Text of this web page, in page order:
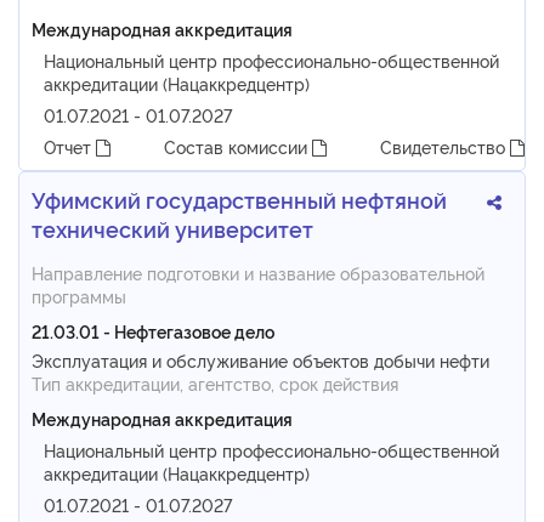
Международная аккредитация
Национальный центр профессионально-общественной
аккредитации (Нацаккредцентр)
01.07.2021 - 01.07.2027
Отчет
Состав комиссии Свидетельство
Уфимский государственный нефтяной
технический университет
Направление подготовки и название образовательной
программы
21.03.01 - Нефтегазовое дело
Эксплуатация и обслуживание объектов добычи нефти
Тип аккредитации, агентство, срок действия
Международная аккредитация
Национальный центр профессионально-общественной
аккредитации (Нацаккредцентр)
01.07.2021 - 01.07.2027